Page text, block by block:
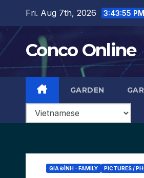
content
Fri. Aug 7th, 2026 3:43:57 PM
Conco Online
GARDEN
GIA ĐÌNH - FAMILY PICTURES /